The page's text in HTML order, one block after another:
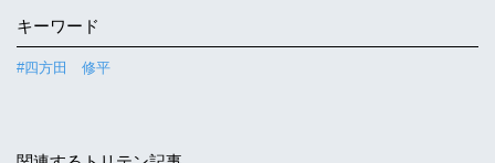
キーワード
#四方田 修平